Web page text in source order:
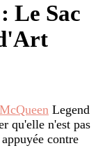
Le Sac
Legend
qu'elle n'est pas
contre